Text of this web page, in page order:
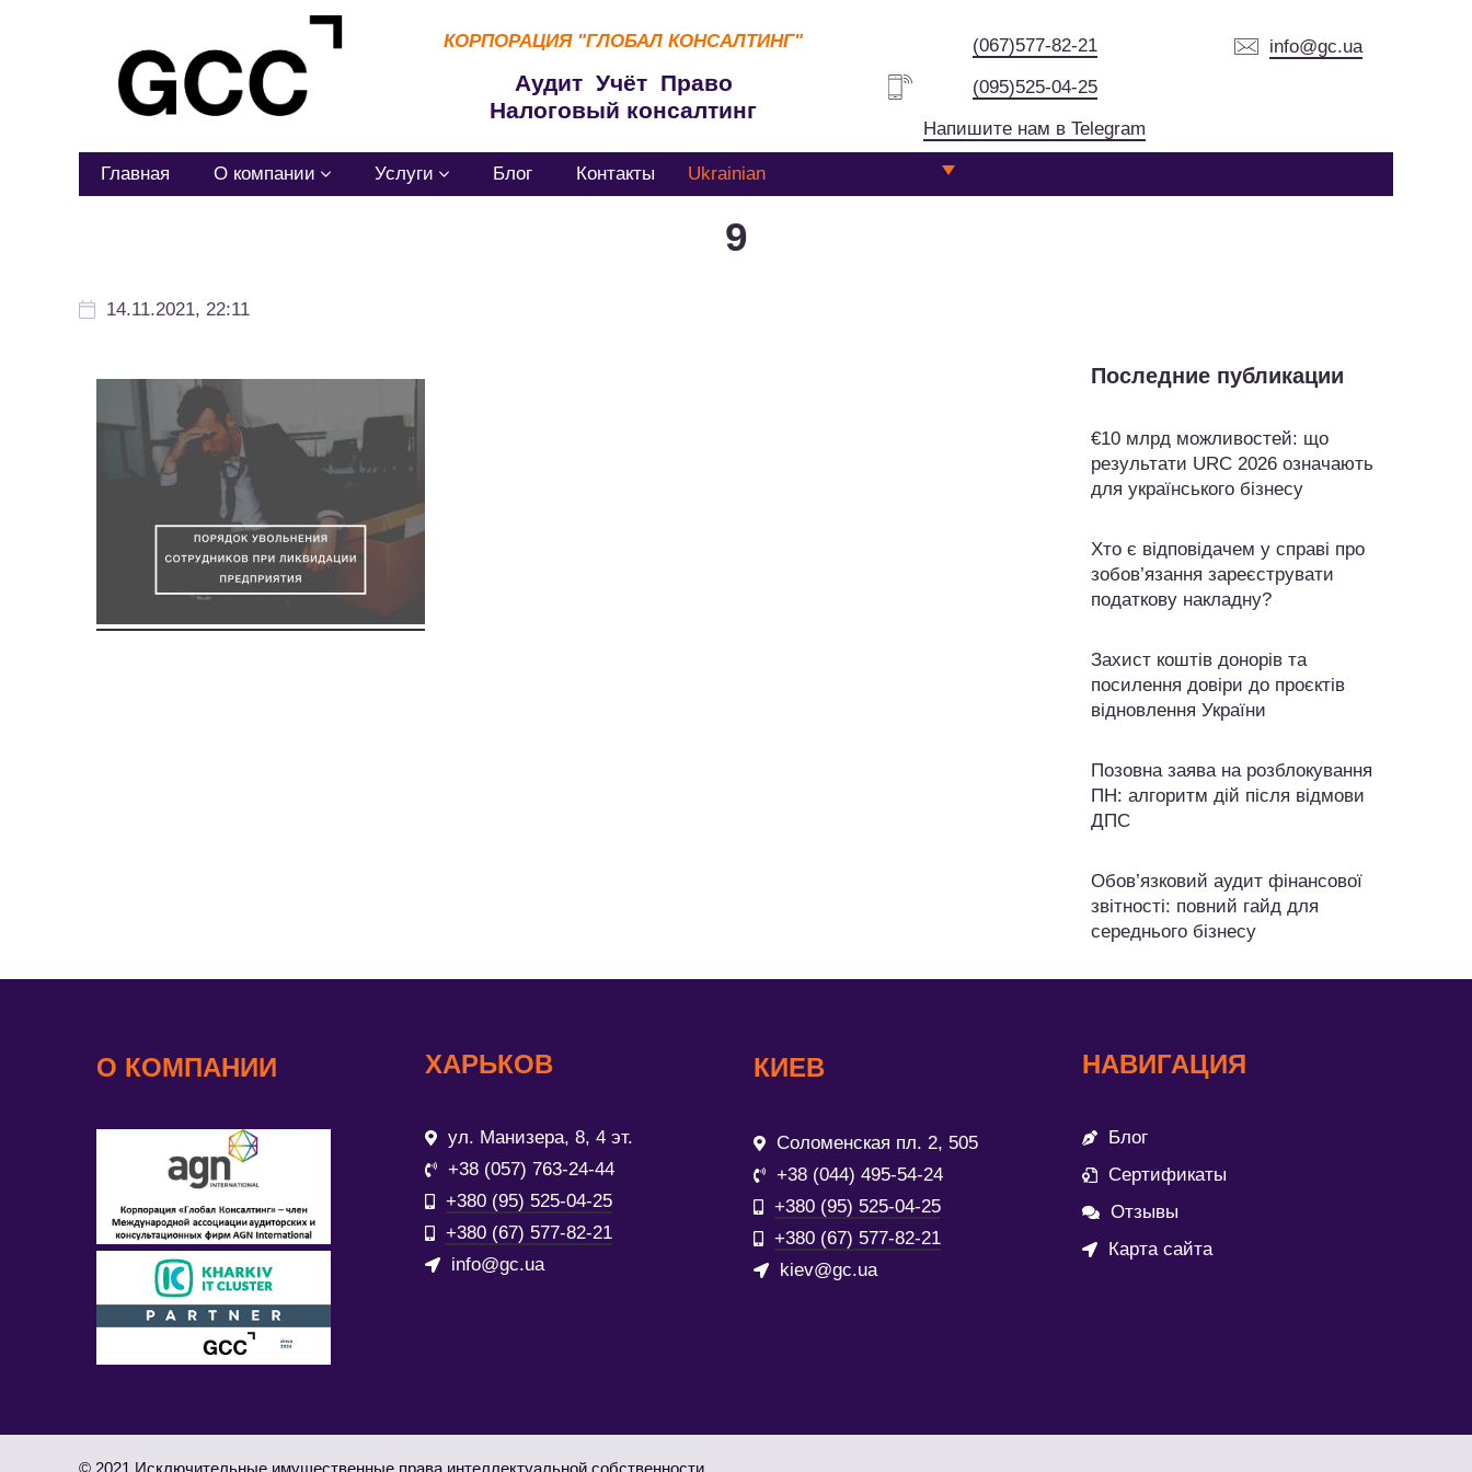
КОРПОРАЦИЯ "ГЛОБАЛ КОНСАЛТИНГ"
Аудит Учёт Право
Налоговый консалтинг
(067)577-82-21
(095)525-04-25
Напишите нам в Telegram
info@gc.ua
Главная О компании Услуги Блог Контакты Ukrainian
9
14.11.2021, 22:11
Последние публикации
€10 млрд можливостей: що
результати URC 2026 означають
для українського бізнесу
Хто є відповідачем у справі про
зобов’язання зареєструвати
податкову накладну?
Захист коштів донорів та
посилення довіри до проєктів
відновлення України
Позовна заява на розблокування
ПН: алгоритм дій після відмови
ДПС
Обов’язковий аудит фінансової
звітності: повний гайд для
середнього бізнесу
О КОМПАНИИ ХАРЬКОВ
ул. Манизера, 8, 4 эт.
+38 (057) 763-24-44
+380 (95) 525-04-25
+380 (67) 577-82-21
info@gc.ua
КИЕВ
Соломенская пл. 2, 505
+38 (044) 495-54-24
+380 (95) 525-04-25
+380 (67) 577-82-21
kiev@gc.ua
НАВИГАЦИЯ
Блог
Сертификаты
Отзывы
Карта сайта